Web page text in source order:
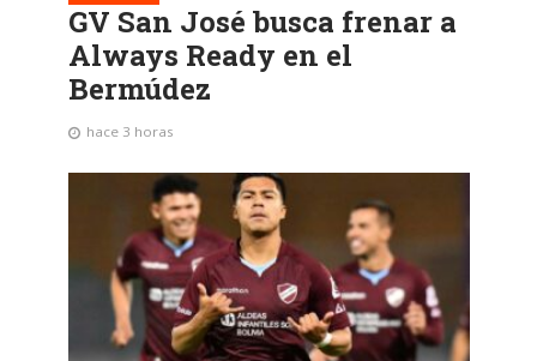
GV San José busca frenar a
Always Ready en el
Bermúdez
hace 3 horas